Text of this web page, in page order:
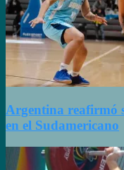
Argentina reafirmó
en el Sudamericano